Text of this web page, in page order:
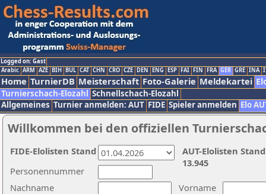
Logged on: Gast
Arabic ARM AZE BIH BUL CAT CHN CRO CZE DEN ENG ESP FAI FIN FRA GER GRE INA
Home TurnierDB Meisterschaft Foto-Galerie Meldekartei
Turnierschach-Elozahl Schnellschach-Elozahl
Allgemeines Turnier anmelden: AUT FIDE Spieler anmelden Elo
Willkommen bei den offiziellen
Nachname
Vorname
Personennummer
AUT-Elolisten
13.945
FIDE-Elolisten Stand